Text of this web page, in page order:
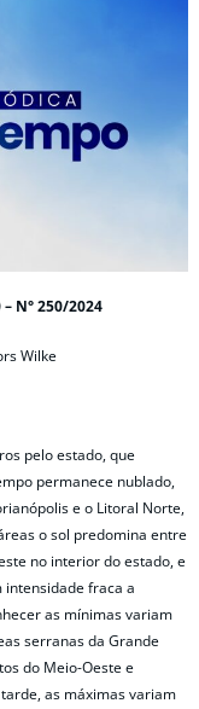
N° 250/2024
Wilke
pelo estado, que
permanece nublado,
e o Litoral Norte,
o sol predomina entre
no interior do estado, e
fraca a
as mínimas variam
serranas da Grande
do Meio-Oeste e
as máximas variam